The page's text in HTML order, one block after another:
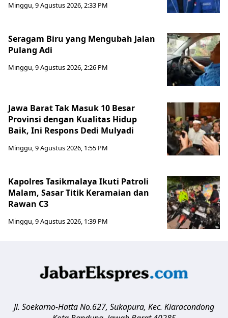
Minggu, 9 Agustus 2026, 2:33 PM
Seragam Biru yang Mengubah Jalan
Pulang Adi
Minggu, 9 Agustus 2026, 2:26 PM
Jawa Barat Tak Masuk 10 Besar
Provinsi dengan Kualitas Hidup
Baik, Ini Respons Dedi Mulyadi
Minggu, 9 Agustus 2026, 1:55 PM
Kapolres Tasikmalaya Ikuti Patroli
Malam, Sasar Titik Keramaian dan
Rawan C3
Minggu, 9 Agustus 2026, 1:39 PM
Jl. Soekarno-Hatta No.627, Sukapura, Kec. Kiaracondong